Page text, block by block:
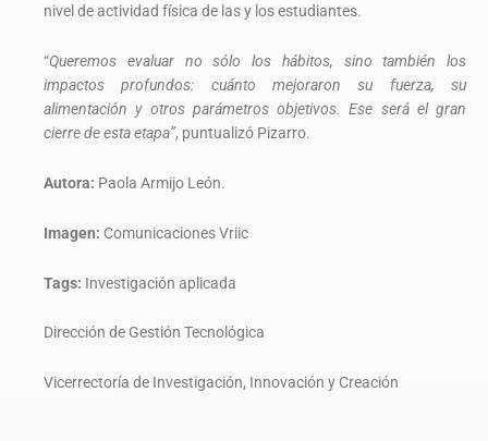
nivel de actividad física de las y los estudiantes.
“Queremos evaluar no sólo los hábitos, sino también los
impactos profundos: cuánto mejoraron su fuerza, su
alimentación y otros parámetros objetivos. Ese será el gran
cierre de esta etapa”, puntualizó Pizarro.
Autora: Paola Armijo León.
Imagen: Comunicaciones Vriic
Tags: Investigación aplicada
Dirección de Gestión Tecnológica
Vicerrectoría de Investigación, Innovación y Creación